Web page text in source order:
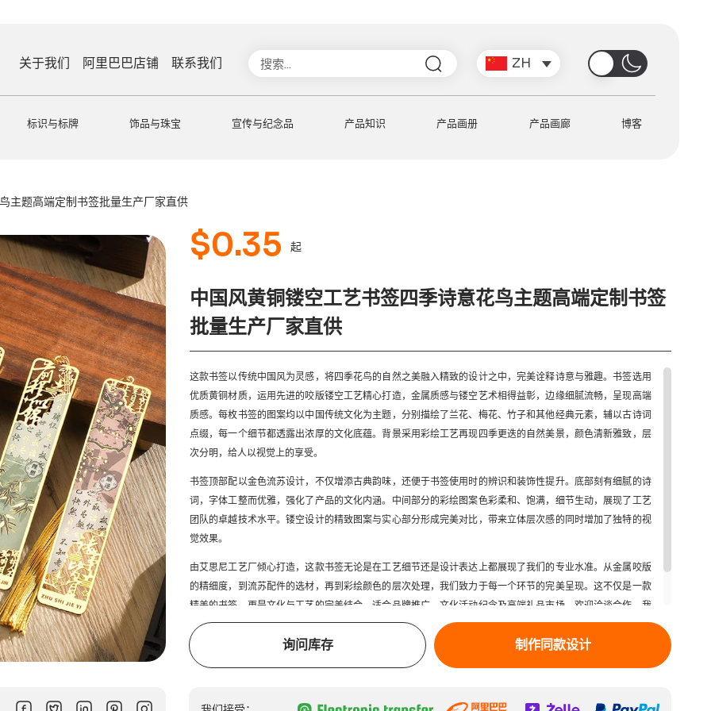
关于我们 阿里巴巴店铺 联系我们 搜
索 ZH
标识与标牌 饰品与珠宝 宣传与纪念品 产品知识 产品画册 产品画廊 博客
主题高端定制书签批量生产厂家直供
$0.35 起
中国风黄铜镂空工艺书签四季诗意花鸟主题高端定制书签
批量生产厂家直供
这款书签以传统中国风为灵感，将四季花鸟的自然之美融入精致的设计之中，完美诠释诗意与雅趣。书签选用
优质黄铜材质，运用先进的咬版镂空工艺精心打造，金属质感与镂空艺术相得益彰，边缘细腻流畅，呈现高端
质感。每枚书签的图案均以中国传统文化为主题，分别描绘了兰花、梅花、竹子和其他经典元素，辅以古诗词
点缀，每一个细节都透露出浓厚的文化底蕴。背景采用彩绘工艺再现四季更迭的自然美景，颜色清新雅致，层
次分明，给人以视觉上的享受。
书签顶部配以金色流苏设计，不仅增添古典韵味，还便于书签使用时的辨识和装饰性提升。底部刻有细腻的诗
词，字体工整而优雅，强化了产品的文化内涵。中间部分的彩绘图案色彩柔和、饱满，细节生动，展现了工艺
团队的卓越技术水平。镂空设计的精致图案与实心部分形成完美对比，带来立体层次感的同时增加了独特的视
觉效果。
由艾思尼工艺厂倾心打造，这款书签无论是在工艺细节还是设计表达上都展现了我们的专业水准。从金属咬版
的精细度，到流苏配件的选材，再到彩绘颜色的层次处理，我们致力于每一个环节的完美呈现。这不仅是一款
精美的书签，更是文化与工艺的完美结合，适合品牌推广、文化活动纪念及高端礼品市场。欢迎洽谈合作，我
们期待与您一起定制更具艺术价值的专属产品！
询问库存 制作同款设计